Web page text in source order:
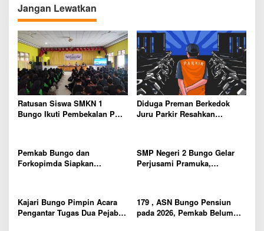
a
s
i
p
o
s
Jangan Lewatkan
Ratusan Siswa SMKN 1
Bungo Ikuti Pembekalan PKL,
Diduga Preman Berkedok
Juru Parkir Resahkan
Pemkab Bungo dan
Forkopimda Siapkan
polri Pusat
SMP Negeri 2 Bungo Gelar
Perjusami Pramuka,
Kajari Bungo Pimpin Acara
Pengantar Tugas Dua Pejabat
179 , ASN Bungo Pensiun
pada 2026, Pemkab Belum